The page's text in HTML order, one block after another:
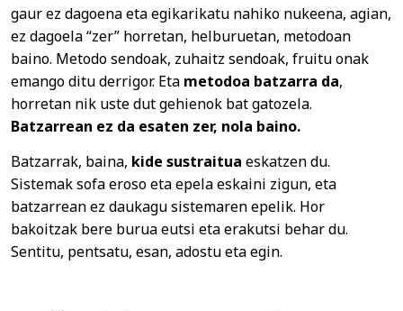
gaur ez dagoena eta egikarikatu nahiko nukeena, agian,
ez dagoela “zer” horretan, helburuetan, metodoan
baino. Metodo sendoak, zuhaitz sendoak, fruitu onak
emango ditu derrigor. Eta metodoa batzarra da,
horretan nik uste dut gehienok bat gatozela.
Batzarrean ez da esaten zer, nola baino.
Batzarrak, baina, kide sustraitua eskatzen du.
Sistemak sofa eroso eta epela eskaini zigun, eta
batzarrean ez daukagu sistemaren epelik. Hor
bakoitzak bere burua eutsi eta erakutsi behar du.
Sentitu, pentsatu, esan, adostu eta egin.